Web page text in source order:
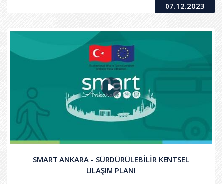
07.12.2023
SMART ANKARA - SÜRDÜRÜLEBİLİR KENTSEL
ULAŞIM PLANI